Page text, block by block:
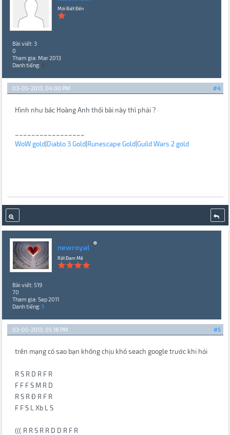
Mới Biết Đến
Bài viết: 3
0
Tham gia: Mar 2013
Danh tiếng: 0
#4
03-05-2013, 04:00 PM
Hình như bác Hoàng Anh thổi bài này thì phải ?
WoW gold| Diablo 3 Gold| Runescape Gold|Guild Wars 2 gold
newroyal
Rất Đam Mê
Bài viết: 519
70
Tham gia: Sep 2011
Danh tiếng: 1
#5
03-05-2013, 05:18 PM
trên mạng có sao bạn không chịu khó seach google trước khi hỏi
R S R D R F R
F F F S M R D
R S R Đ R F R
F F S L Xb L S
((( R R S R R D D R F R